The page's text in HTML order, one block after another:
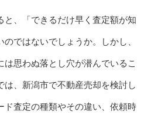
と、「できるだけ早く査定額が知
ではないでしょうか。しかし、
は思わぬ落とし穴が潜んでいるこ
は、新潟市で不動産売却を検討し
ド査定の種類やその違い、依頼時